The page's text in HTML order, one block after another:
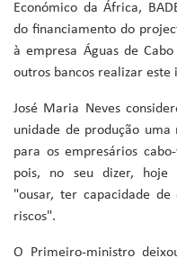
Económico da África,
do financiamento do
à empresa Águas de
outros bancos realizar este
José Maria Neves
unidade de produção uma
para os empresários
pois, no seu dizer, hoje
"ousar, ter capacidade
riscos".
O Primeiro-ministro